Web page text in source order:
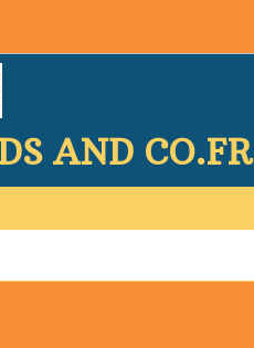
AND CO.FR